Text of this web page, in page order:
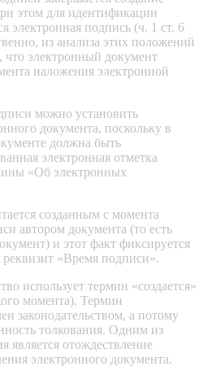
этом для идентификации
электронная подпись (ч. 1 ст. 6
из анализа этих положений
электронный документ
наложения электронной
можно установить
документа, поскольку в
должна быть
электронная отметка
«Об электронных
созданным с момента
автором документа (то есть
и этот факт фиксируется
«Время подписи».
использует термин «создается»
момента). Термин
законодательством, а потому
толкования. Одним из
является отождествление
электронного документа.